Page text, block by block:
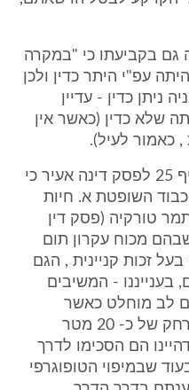
גם בקביעתו כי "במקרה
עפ"י היתר כדין ולכן
ניתן כדין - עדיין
שלא כדין (כאשר אין
, כאמור לעיל).
בשים לב להערת חברתי בסעיף 25 לפסק דינה אעיר כי
השופטת א. חיות
נ. תמר טורקיה (פסק דין
מקרים שבהם מכוח עקרון תום
זכות קניינית , הגם
בענייננו - המשיבים
לב מוחלט כאשר
התעקשו כי הדרך תסתיים במרחק של כ- 20 מטר
הם הסכימו לדרך
בלבד בעוד שבמיפוי הטופוגרפי